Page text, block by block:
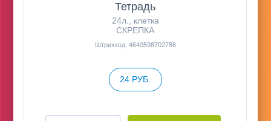
Тетрадь
24л., клетка
СКРЕПКА
Штрихкод: 4640598702786
24 РУБ.